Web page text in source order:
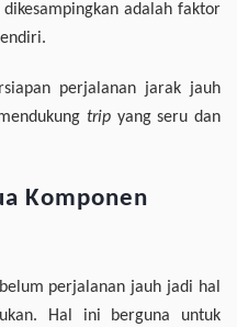
adalah faktor
perjalanan jarak jauh
trip yang seru dan
Komponen
perjalanan jauh jadi hal
Hal ini berguna untuk